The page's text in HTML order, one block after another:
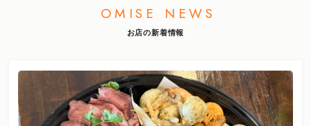
OMISE NEWS
お店の新着情報